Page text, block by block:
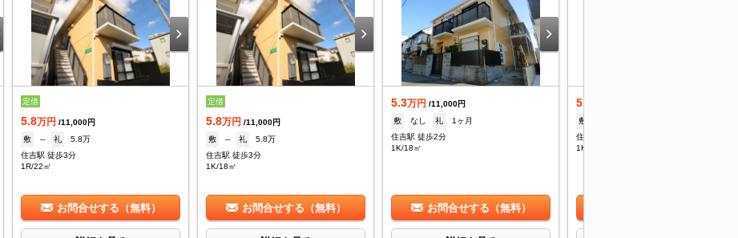
定借
5.8万円 /11,000円
敷
-- 礼
5.8万
住吉駅 徒歩3分
1R/22㎡
お問合せする（無料）
定借
5.8万円 /11,000円
敷
-- 礼
5.8万
住吉駅 徒歩3分
1K/18㎡
お問合せする（無料）
5.3万円 /11,000円
敷
なし 礼
1ヶ月
住吉駅 徒歩2分
1K/18㎡
お問合せする（無料）
5.3
敷
住吉駅 徒歩2分
1K/18㎡